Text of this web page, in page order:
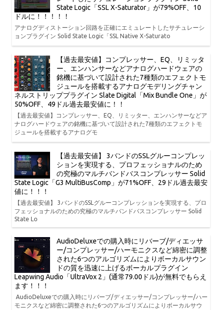
State Logic「SSL X-Saturator」が79%OFF、10
ドルに！！！！！
アナログディストーション回路を正確にエミュレートしたサチュレーシ
ョンプラグイン Solid State Logic「SSL Native X-Saturato
【過去最安値】コンプレッサー、EQ、リミッタ
ー、エンハンサーなどアナログハードウェアの
銘機に基づいて設計された7種類のエフェクトモ
ジュールを搭載するアナログモデリングチャン
ネルストリッププラグイン Slate Digital「Mix Bundle One」が
50%OFF、49ドル過去最安値に！！
【過去最安値】コンプレッサー、EQ、リミッター、エンハンサーなどア
ナログハードウェアの銘機に基づいて設計された7種類のエフェクトモ
ジュールを搭載するアナログモ
【過去最安値】 3バンドのSSLグルーコンプレッ
ションを実現する、プロフェッショナルのため
の究極のマルチバンドバスコンプレッサー Solid
State Logic「G3 MultiBusComp」が71%OFF、29ドル過去最安
値に！！！
【過去最安値】 3バンドのSSLグルーコンプレッションを実現する、プロ
フェッショナルのための究極のマルチバンドバスコンプレッサー Solid
State Lo
AudioDeluxeでの購入時にリバーブ/ディエッサ
ー/コンプレッサー/ハーモニクスなど綿密に調整
された6つのアルゴリズムによりボーカルサウン
ドの質を迅速に上げるボーカルプラグイン
Leapwing Audio「UltraVox 2」(通常79.00ドル)が無料でもらえ
ます！！！
AudioDeluxeでの購入時にリバーブ/ディエッサー/コンプレッサー/ハー
モニクスなど綿密に調整された6つのアルゴリズムによりボーカルサウ